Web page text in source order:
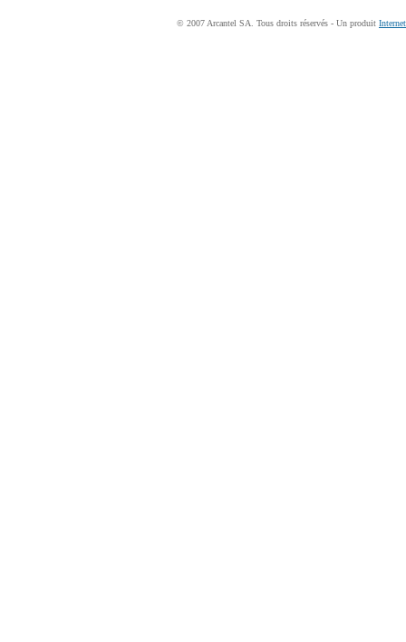
© 2007 Arcantel SA. Tous droits réservés - Un produit